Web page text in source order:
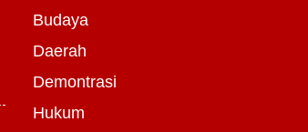
Budaya
Daerah
Demontrasi
Hukum